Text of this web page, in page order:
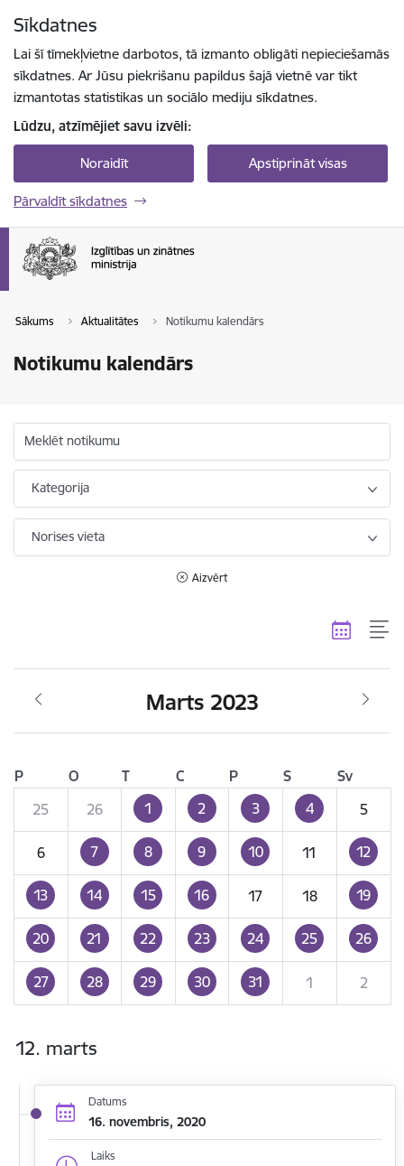
Sīkdatnes
Lai šī tīmekļvietne darbotos, tā izmanto obligāti nepieciešamās
sīkdatnes. Ar Jūsu piekrišanu papildus šajā vietnē var tikt
izmantotas statistikas un sociālo mediju sīkdatnes.
Lūdzu, atzīmējiet savu izvēli:
Noraidīt Apstiprināt visas
Pārvaldīt sīkdatnes
Sākums Aktualitātes Notikumu kalendārs
Notikumu kalendārs
Meklēt notikumu
Kategorija
Norises vieta
Aizvērt
Marts 2023
P O T C P S
Sv
25
26 1 2 3 4 5
6 7 8 9 10 11 12
13 14 15 16 17 18 19
20 21 22 23 24 25 26
27 28 29 30 31 1 2
12. marts
Datums
16. novembris, 2020
Laiks